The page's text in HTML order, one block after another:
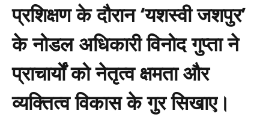
प्रशिक्षण के दौरान ‘यशस्वी जशपुर’
के नोडल अधिकारी विनोद गुप्ता ने
प्राचार्यों को नेतृत्व क्षमता और
व्यक्तित्व विकास के गुर सिखाए।